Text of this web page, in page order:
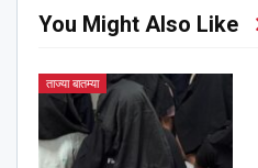
You Might Also Like
ताज्या बातम्या